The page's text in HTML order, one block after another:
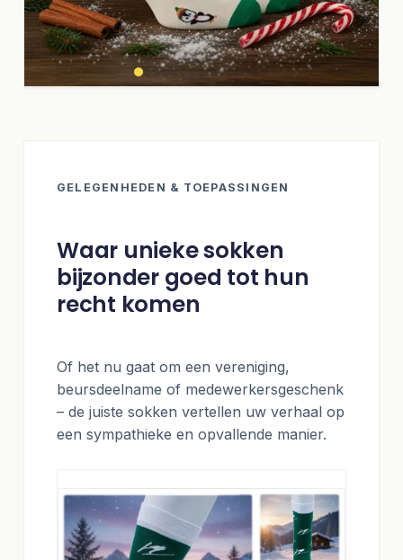
GELEGENHEDEN & TOEPASSINGEN
Waar unieke sokken
bijzonder goed tot hun
recht komen
Of het nu gaat om een vereniging,
beursdeelname of medewerkersgeschenk
– de juiste sokken vertellen uw verhaal op
een sympathieke en opvallende manier.